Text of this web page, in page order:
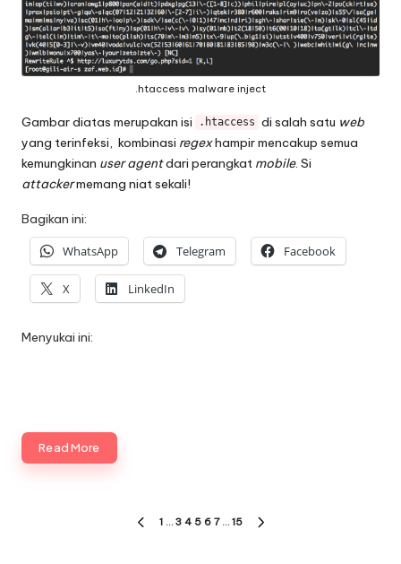
.htaccess malware inject
Gambar diatas merupakan isi .htaccess di salah satu web
yang terinfeksi, kombinasi regexhampir mencakup semua
kemungkinan user agentdari perangkat mobile. Si
attackermemang niat sekali!
Bagikan ini:
WhatsApp Telegram Facebook
X LinkedIn
Menyukai ini:
Read More
PREVIOUS
1 … 3 4 5 6 7 … 15